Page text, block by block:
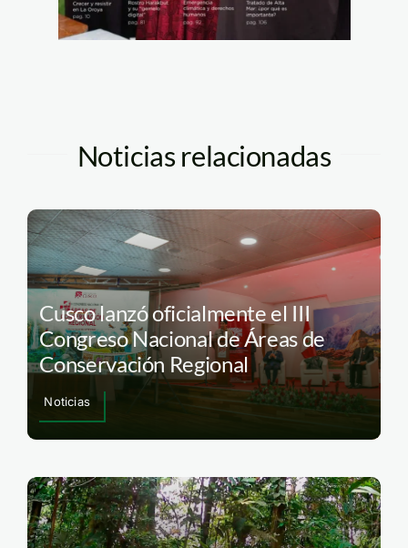
Noticias relacionadas
Cusco lanzó oficialmente el III
Congreso Nacional de Áreas de
Conservación Regional
Noticias